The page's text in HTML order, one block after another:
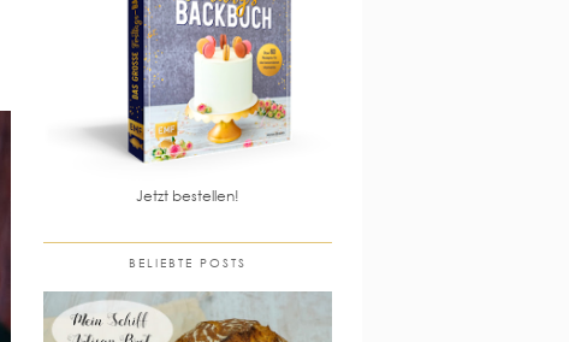
Jetzt bestellen!
BELIEBTE POSTS